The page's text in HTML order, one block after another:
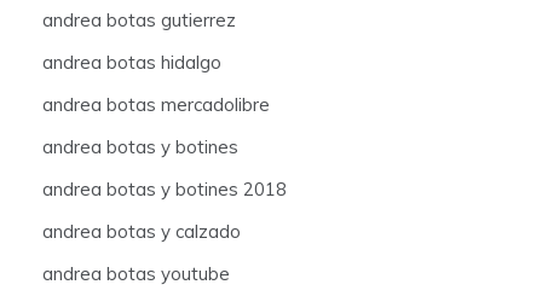
andrea botas gutierrez
andrea botas hidalgo
andrea botas mercadolibre
andrea botas y botines
andrea botas y botines 2018
andrea botas y calzado
andrea botas youtube